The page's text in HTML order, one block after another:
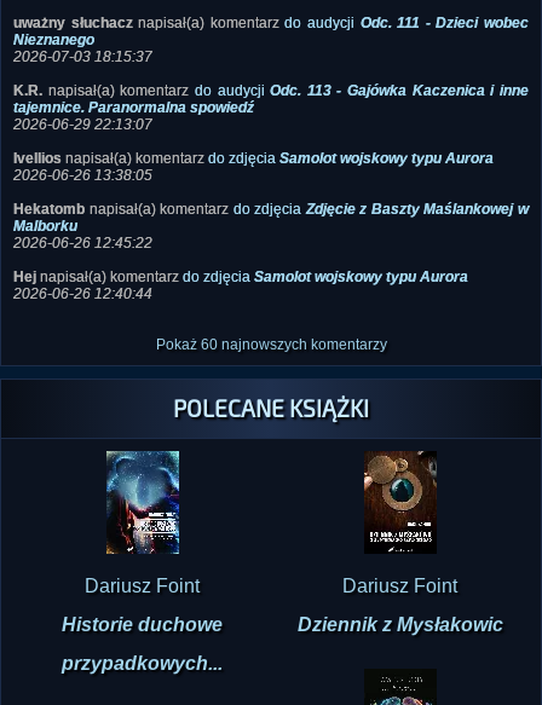
uważny słuchacznapisał(a) komentarzdo audycji Odc. 111 - Dzieci wobec
Nieznanego
2026-07-03 18:15:37
K.R. napisał(a) komentarz do audycjiOdc. 113 - Gajówka Kaczenica i inne
tajemnice. Paranormalna spowiedź
2026-06-29 22:13:07
Ivellios napisał(a) komentarz do zdjęcia Samolot wojskowy typu Aurora
2026-06-26 13:38:05
Hekatomb napisał(a) komentarz do zdjęciaZdjęcie z Baszty Maślankowej w
Malborku
2026-06-26 12:45:22
Hej napisał(a) komentarz do zdjęcia Samolot wojskowy typu Aurora
2026-06-26 12:40:44
Pokaż 60 najnowszych komentarzy
POLECANE KSIĄŻKI
Dariusz Foint
Historie duchowe
przypadkowych...
Dariusz Foint
Dziennik z Mysłakowic